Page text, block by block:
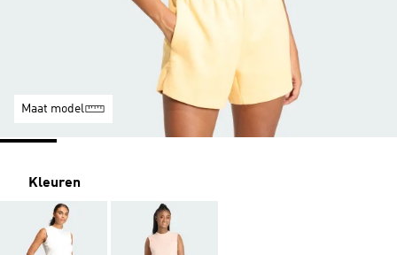
Maat model
Kleuren